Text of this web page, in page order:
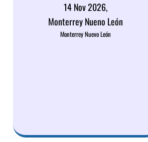
14 Nov 2026,
Monterrey Nueno León
Monterrey Nuevo León